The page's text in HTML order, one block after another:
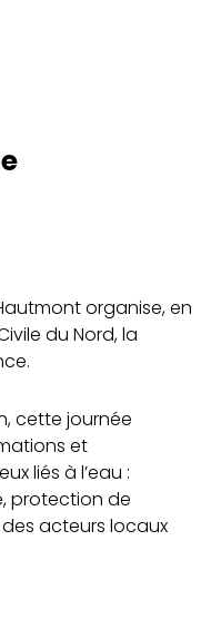
organise, en
du Nord, la
cette journée
et
liés à l’eau :
protection de
acteurs locaux